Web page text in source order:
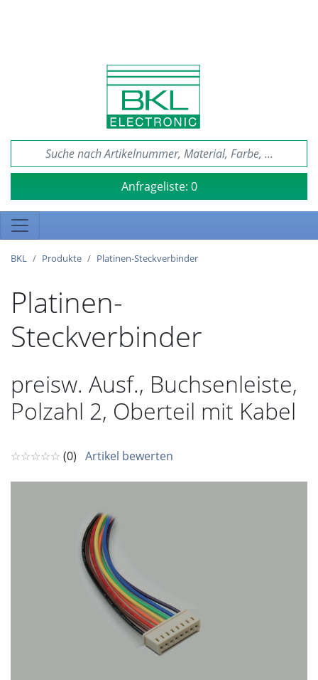
Anfrageliste: 0
BKL Produkte Platinen-Steckverbinder
Platinen-
Steckverbinder
preisw. Ausf., Buchsenleiste,
Polzahl 2, Oberteil mit Kabel
☆☆☆☆☆ (0) Artikel bewerten